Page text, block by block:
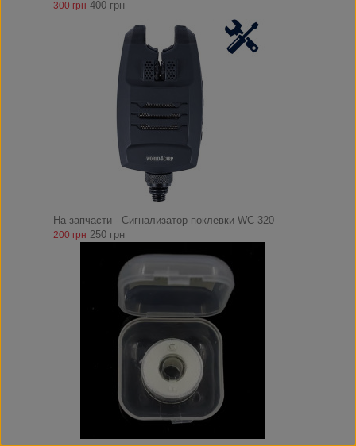
300 грн 400 грн
На запчасти - Сигнализатор поклевки WC 320
200 грн 250 грн